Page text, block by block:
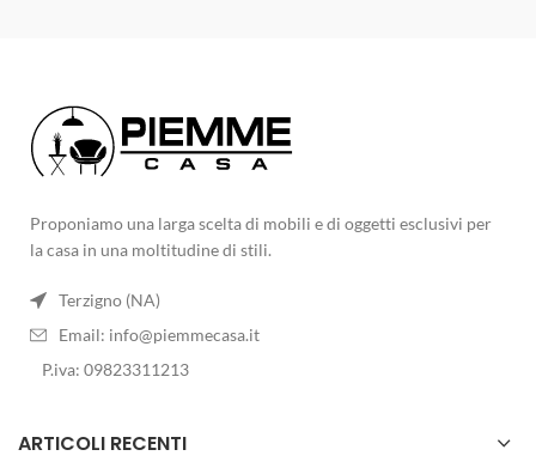
Proponiamo una larga scelta di mobili e di oggetti esclusivi per
la casa in una moltitudine di stili.
Terzigno (NA)
Email: info@piemmecasa.it
P.iva: 09823311213
ARTICOLI RECENTI